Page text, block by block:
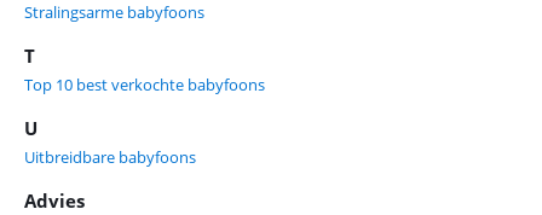
Stralingsarme babyfoons
T
Top 10 best verkochte babyfoons
U
Uitbreidbare babyfoons
Advies